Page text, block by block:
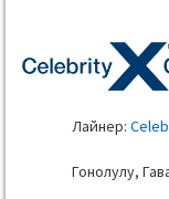
Лайнер:
Гонолулу,